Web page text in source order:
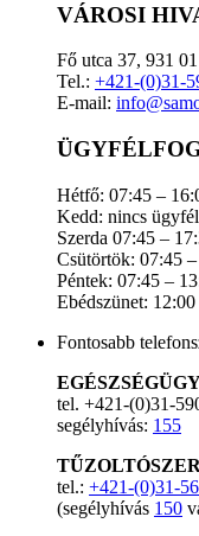
VÁROSI
Fő utca 37, 931
Tel.: +421-(0)31-
E-mail:
Hétfő: 07:45 –
Kedd: nincs
Szerda 07:45 –
Csütörtök: 07:45
Péntek: 07:45 –
Ebédszünet:
Fontosabb
tel. +421-(0)31-
segélyhívás: 155
tel.: +421-(0)31-
(segélyhívás 150